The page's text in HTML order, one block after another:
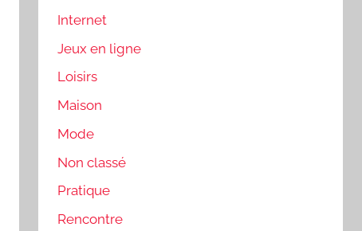
Internet
Jeux en ligne
Loisirs
Maison
Mode
Non classé
Pratique
Rencontre